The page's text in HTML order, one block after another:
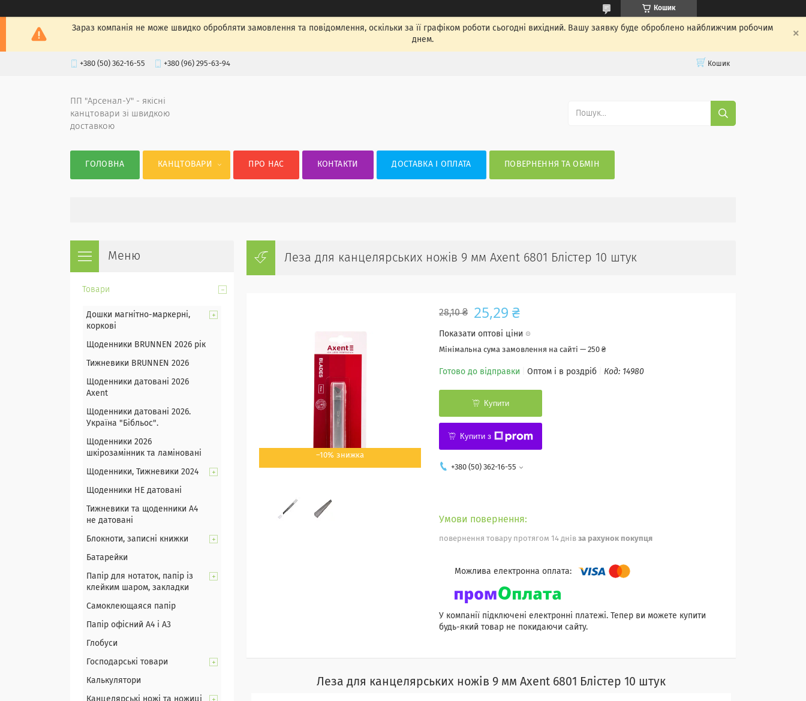
Кошик
Зараз компанія не може швидко обробляти замовлення та повідомлення, оскільки за її графіком роботи сьогодні вихідний. Вашу заявку буде оброблено найближчим робочим
днем.
+380 (50) 362-16-55 +380 (96) 295-63-94 Кошик
ПП "Арсенал-У" - якісні
канцтовари зі швидкою
доставкою
ГОЛОВНА КАНЦТОВАРИ ПРО НАС КОНТАКТИ ДОСТАВКА І ОПЛАТА ПОВЕРНЕННЯ ТА ОБМІН
Леза для канцелярських ножів 9 мм Axent 6801 Блістер 10 штук
–10%
28,10 ₴ 25,29 ₴
Показати оптові ціни
Мінімальна сума замовлення на сайті — 250 ₴
Готово до відправки Оптом і в роздріб Код: 14980
Купити
Купити з
+380 (50) 362-16-55
повернення товару протягом 14 днів за рахунок покупця
У компанії підключені електронні платежі. Тепер ви можете купити
будь-який товар не покидаючи сайту.
Леза для канцелярських ножів 9 мм Axent 6801 Блістер 10 штук
Товари
Дошки магнітно-маркерні,
коркові
Щоденники BRUNNEN 2026 рік
Тижневики BRUNNEN 2026
Щоденники датовані 2026
Axent
Щоденники датовані 2026.
Україна "Бібльос".
Щоденники 2026
шкірозамінник та ламіновані
Щоденники, Тижневики 2024
Щоденники НЕ датовані
Тижневики та щоденники А4
не датовані
Блокноти, записні книжки
Батарейки
Папір для нотаток, папір із
клейким шаром, закладки
Самоклеющаяся папір
Папір офісний А4 і А3
Глобуси
Господарські товари
Калькулятори
Канцелярські ножі та ножиці